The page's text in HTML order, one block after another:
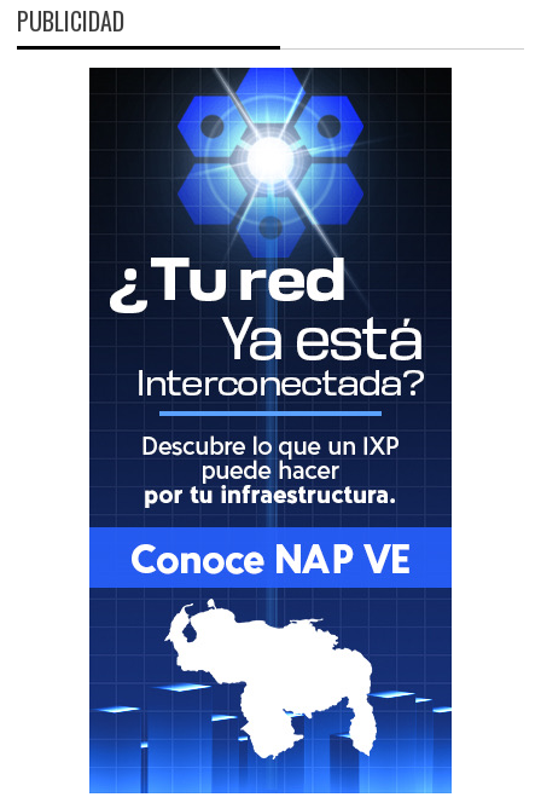
PUBLICIDAD